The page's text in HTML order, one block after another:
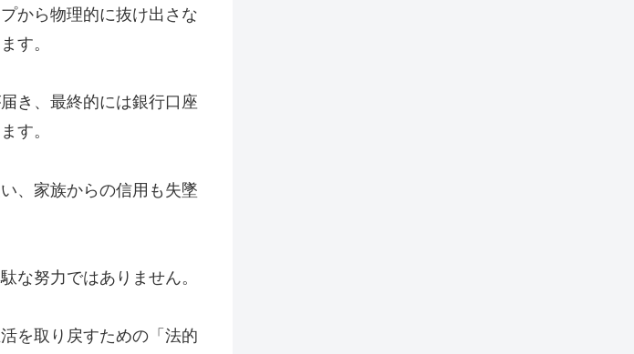
から物理的に抜け出さな
す。
き、最終的には銀行口座
す。
、家族からの信用も失墜
な努力ではありません。
を取り戻すための「法的